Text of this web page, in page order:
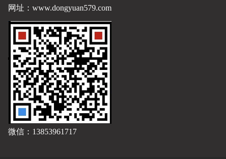
网址： www.dongyuan579.com
微信：13853961717